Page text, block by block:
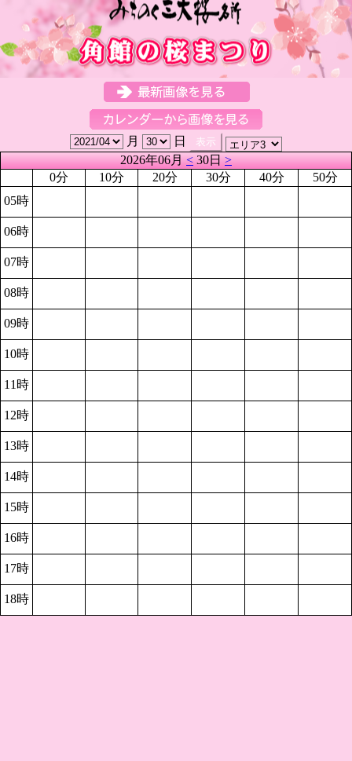
月
日
2026年06月<30日>
0分
10分 20分 30分 40分
50分
05時
06時
07時
08時
09時
10時
11時
12時
13時
14時
15時
16時
17時
18時